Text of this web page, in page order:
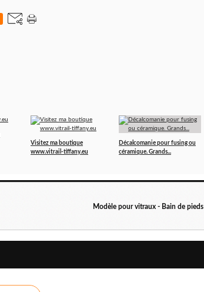
Visitez ma boutique
www.vitrail-tiffany.eu
Décalcomanie pour fusing ou
céramique. Grands...
Modèle pour vitraux - Bain de pieds